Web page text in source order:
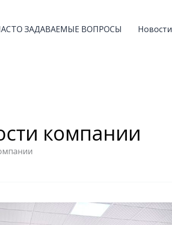
ЗАДАВАЕМЫЕ ВОПРОСЫ
Новости
компании